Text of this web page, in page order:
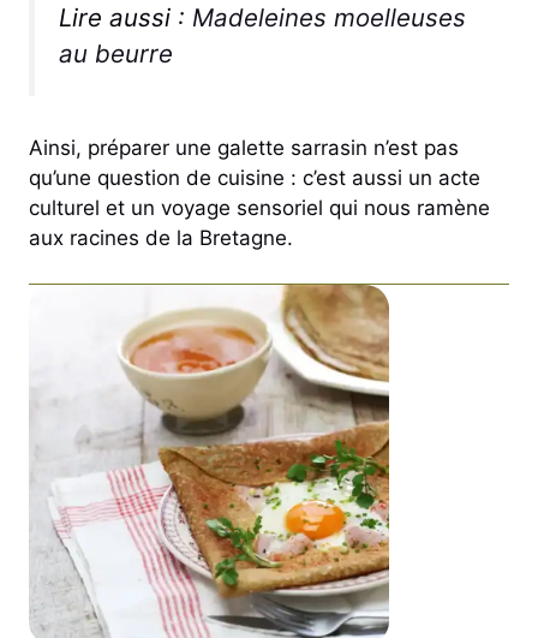
Lire aussi : Madeleines moelleuses
au beurre
Ainsi, préparer une galette sarrasin n’est pas
qu’une question de cuisine : c’est aussi un acte
culturel et un voyage sensoriel qui nous ramène
aux racines de la Bretagne.